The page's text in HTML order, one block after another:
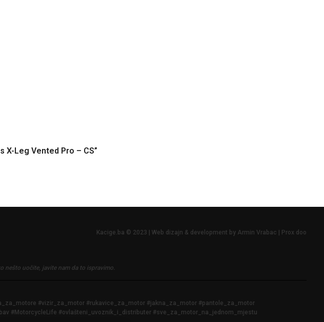
Leg Vented Pro – CS”
Kacige.ba © 2023 | Web dizajn & development by Armin Vrabac | Prox doo
nešto uočite, javite nam da to ispravimo.
#vizir_za_motor #rukavice_za_motor #jakna_za_motor #pantole_za_motor
#MotorcycleLife #ovlašteni_uvoznik_i_distributer #sve_za_motor_na_jednom_mjestu